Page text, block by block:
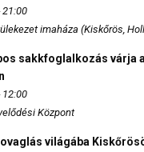
21:00
imaháza (Kiskőrös,
sakkfoglalkozás várja
12:00
Központ
világába